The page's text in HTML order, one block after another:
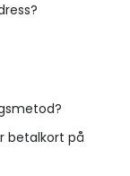
betalkort på